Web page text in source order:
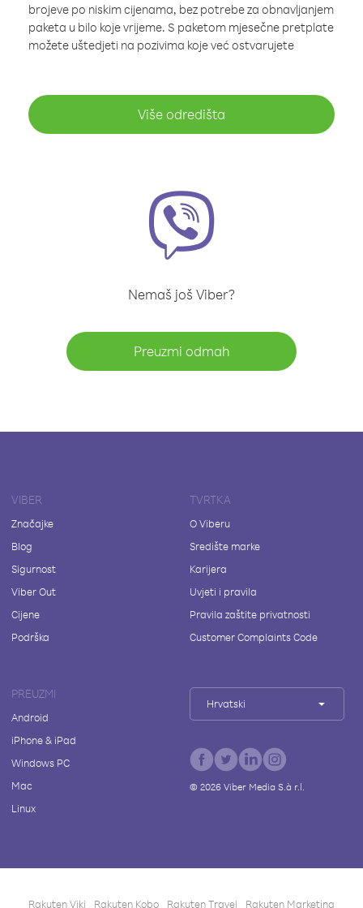
brojeve po niskim cijenama, bez potrebe za obnavljanjem
paketa u bilo koje vrijeme. S paketom mjesečne pretplate
možete uštedjeti na pozivima koje već ostvarujete
Više odredišta
Nemaš još Viber?
Preuzmi odmah
VIBER
Značajke
Blog
Sigurnost
Viber Out
Cijene
Podrška
TVRTKA
O Viberu
Središte marke
Karijera
Uvjeti i pravila
Pravila zaštite privatnosti
Customer Complaints Code
PREUZMI
Android
iPhone & iPad
Windows PC
Mac
Linux
Hrvatski
© 2026Viber Media S.à r.l.
Rakuten Viki Rakuten Kobo Rakuten Travel Rakuten Marketing